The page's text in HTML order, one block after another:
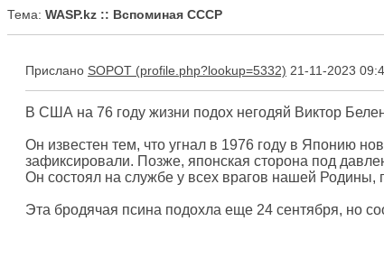
Тема: WASP.kz :: Вспоминая СССР
Прислано SOPOT 21-11-2023
В США на 76 году жизни подох негодяй Виктор
Он известен тем, что угнал в 1976 году в Японию
зафиксировали. Позже, японская сторона под
Он состоял на службе у всех врагов нашей Родины,
Эта бродячая псина подохла еще 24 сентября, но